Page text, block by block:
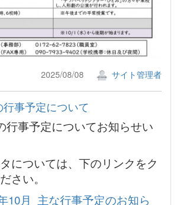
2025/08/08 サイト管理者
事予定について
行事予定についてお知らせい
については、下のリンクをク
さい。
10月_主な行事予定のお知ら